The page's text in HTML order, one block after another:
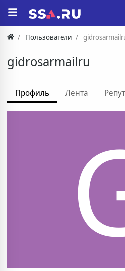
Пользователи
gidrosarmailru
Профиль Лента